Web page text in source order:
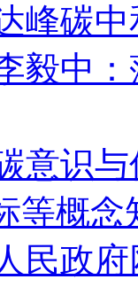
峰碳
毅中
意识
等概
民政